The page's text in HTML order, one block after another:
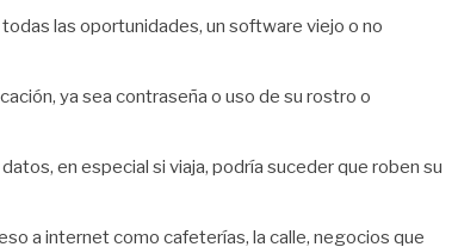
las oportunidades, un software viejo o no
ya sea contraseña o uso de su rostro o
en especial si viaja, podría suceder que roben su
a internet como cafeterías, la calle, negocios que